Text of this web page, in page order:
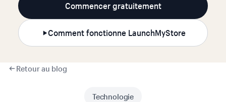
Commencer gratuitement
Comment fonctionne LaunchMyStore
Retour au blog
Technologie